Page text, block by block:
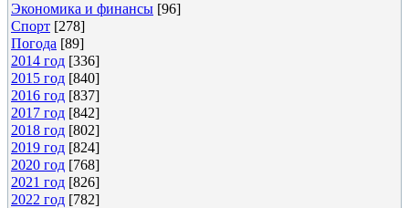
Экономика и финансы [96]
Спорт [278]
Погода [89]
2014 год [336]
2015 год [840]
2016 год [837]
2017 год [842]
2018 год [802]
2019 год [824]
2020 год [768]
2021 год [826]
2022 год [782]